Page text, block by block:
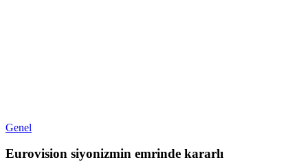
Genel
Eurovision siyonizmin emrinde kararlı